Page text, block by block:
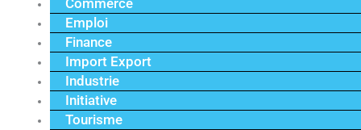
Commerce
Emploi
Finance
Import Export
Industrie
Initiative
Tourisme